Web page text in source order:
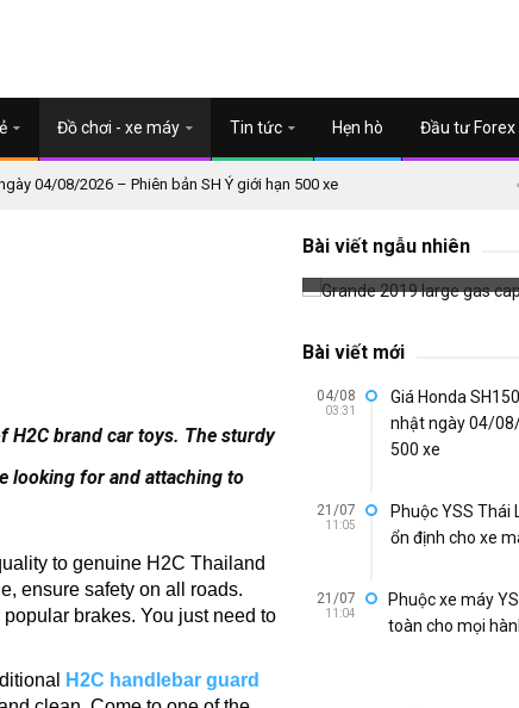
Đồ chơi - xe máy Tin tức Hẹn hò Đầu tư Forex
04/08/2026 – Phiên bản SH Ý giới hạn 500 xe
H2C brand car toys. The sturdy
looking for and attaching to
to genuine H2C Thailand
ensure safety on all roads.
brakes. You just need to
H2C handlebar guard
Bài viết ngẫu nhiên
Grande 2019 large
Bài viết mới
04/08
03:31
Giá Honda
nhật ngày 04/
500 xe
21/07
11:05
Phuộc YSS Thái
ổn định cho xe
21/07
11:04
Phuộc xe máy
toàn cho mọi